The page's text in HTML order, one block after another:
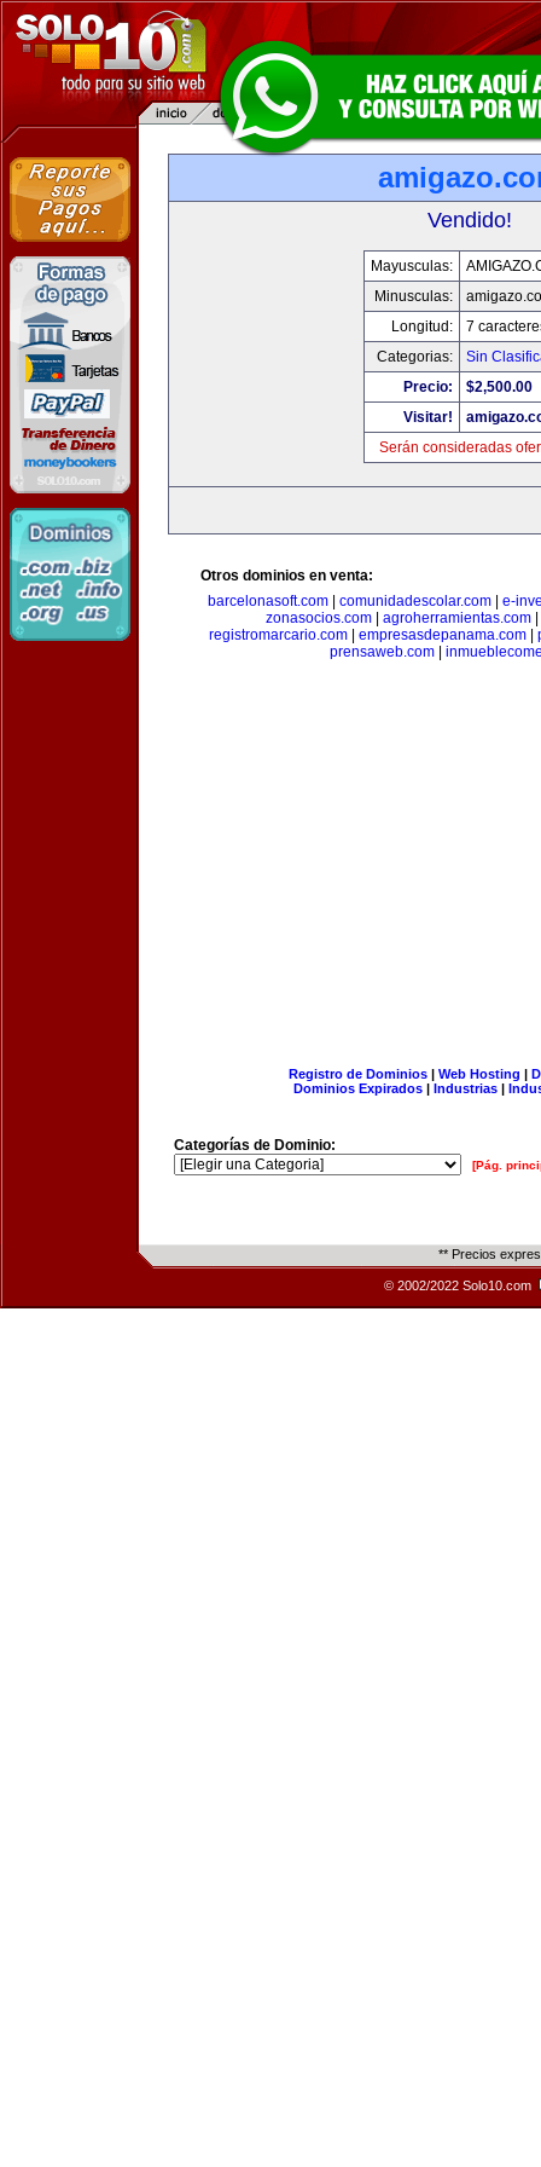
Vendido!
Mayusculas:
Minusculas:
Longitud:
7
Categorias:
Sin
Precio:
$2,500.00
Visitar!
Serán consideradas
Otros dominios en venta:
barcelonasoft.com
comunidadescolar.com
e-
zonasocios.com
agroherramientas.com
registromarcario.com| empresasdepanama.com|
prensaweb.com
Registro de Dominios| Web Hosting |
Dominios Expirados | Industrias |
Categorías de Dominio:
[Pág.
** Precios
© 2002/2022 Solo10.com